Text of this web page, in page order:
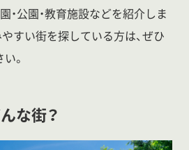
・公園・教育施設などを紹介しま
すい街を探している方は、ぜひ
。
な街？